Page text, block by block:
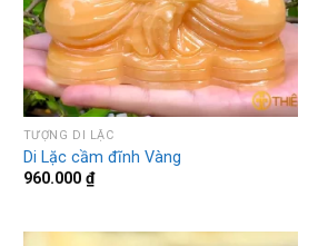
TƯỢNG DI LẶC
Di Lặc cầm đĩnh Vàng
960.000 ₫